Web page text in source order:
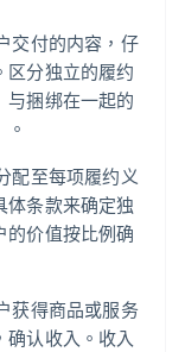
交付的内容，仔
区分独立的履约
与捆绑在一起的
配至每项履约义
体条款来确定独
的价值按比例确
获得商品或服务
确认收入。收入